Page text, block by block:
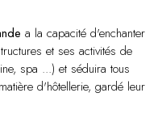
a la capacité d'enchanter
et ses activités de
spa ...) et séduira tous
d'hôtellerie, gardé leur